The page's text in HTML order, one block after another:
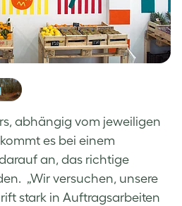
abhängig vom jeweiligen
es bei einem
an, das richtige
„Wir versuchen, unsere
stark in Auftragsarbeiten